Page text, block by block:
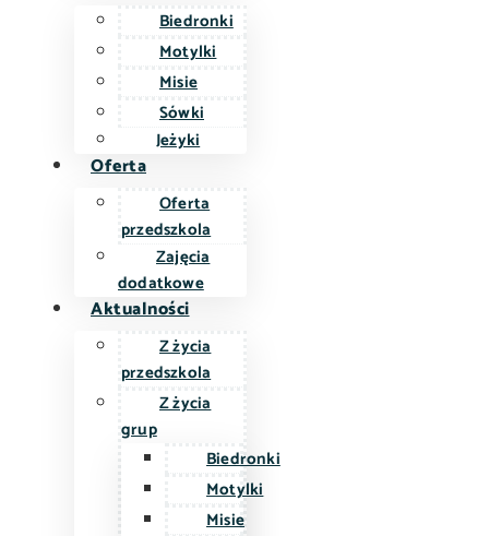
Biedronki
Motylki
Misie
Sówki
Jeżyki
Oferta
Oferta
przedszkola
Zajęcia
dodatkowe
Aktualności
Z życia
przedszkola
Z życia
grup
Biedronki
Motylki
Misie